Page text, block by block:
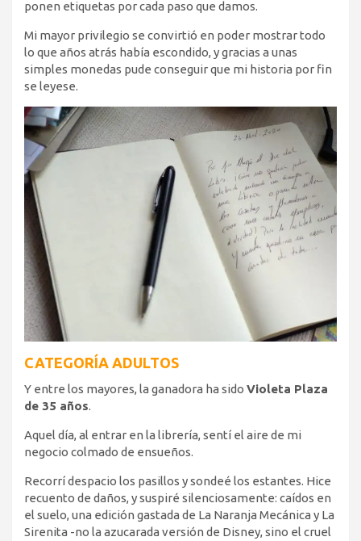
ponen etiquetas por cada paso que damos.
Mi mayor privilegio se convirtió en poder mostrar todo
lo que años atrás había escondido, y gracias a unas
simples monedas pude conseguir que mi historia por fin
se leyese.
CATEGORÍA ADULTOS
Y entre los mayores, la ganadora ha sido Violeta Plaza
de 35 años.
Aquel día, al entrar en la librería, sentí el aire de mi
negocio colmado de ensueños.
Recorrí despacio los pasillos y sondeé los estantes. Hice
recuento de daños, y suspiré silenciosamente: caídos en
el suelo, una edición gastada de La Naranja Mecánica y La
Sirenita -no la azucarada versión de Disney, sino el cruel